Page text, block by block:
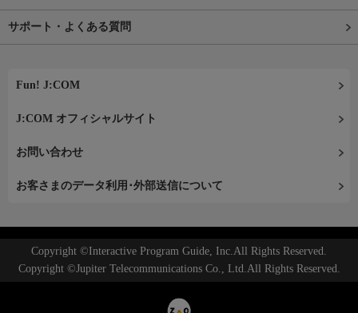
サポート・よくある質問
Fun! J:COM
J:COM オフィシャルサイト
お問い合わせ
お客さまのデータ利用･外部送信について
Copyright ©Interactive Program Guide, Inc.All Rights Reserved.
Copyright ©Jupiter Telecommunications Co., Ltd.All Rights Reserved.